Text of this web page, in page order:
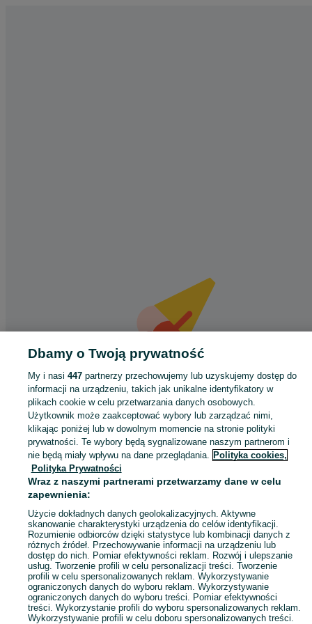
Coś poszło nie tak
Odśwież tę stronę lub wróć na stronę główną.
Odśwież
Dbamy o Twoją prywatność
My i nasi 447partnerzy przechowujemy lub uzyskujemy dostęp do
informacji na urządzeniu, takich jak unikalne identyfikatory w
plikach cookie w celu przetwarzania danych osobowych.
Użytkownik może zaakceptować wybory lub zarządzać nimi,
klikając poniżej lub w dowolnym momencie na stronie polityki
prywatności. Te wybory będą sygnalizowane naszym partnerom i
nie będą miały wpływu na dane przeglądania. Polityka cookies,
Polityka Prywatności
Wraz z naszymi partnerami przetwarzamy dane w celu
zapewnienia:
Użycie dokładnych danych geolokalizacyjnych. Aktywne
skanowanie charakterystyki urządzenia do celów identyfikacji.
Rozumienie odbiorców dzięki statystyce lub kombinacji danych z
różnych źródeł. Przechowywanie informacji na urządzeniu lub
dostęp do nich. Pomiar efektywności reklam. Rozwój i ulepszanie
usług. Tworzenie profili w celu personalizacji treści. Tworzenie
profili w celu spersonalizowanych reklam. Wykorzystywanie
ograniczonych danych do wyboru reklam. Wykorzystywanie
ograniczonych danych do wyboru treści. Pomiar efektywności
treści. Wykorzystanie profili do wyboru spersonalizowanych reklam.
Wykorzystywanie profili w celu doboru spersonalizowanych treści.